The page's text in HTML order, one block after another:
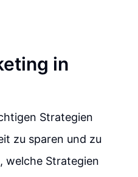
in
Strategien
zu sparen und zu
welche Strategien